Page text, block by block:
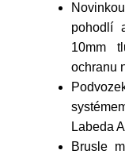
pohodlí
10mm
ochranu
Labeda
Brusle